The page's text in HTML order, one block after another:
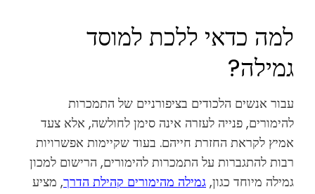
למה כדאי ללכת למוסד
גמילה?
עבור אנשים הלכודים בציפורניים של התמכרות
להימורים, פנייה לעזרה אינה סימן לחולשה, אלא צעד
אמיץ לקראת החזרת חייהם. בעוד שקיימות אפשרויות
רבות להתגברות על התמכרות להימורים, הרישום למכון
גמילה מיוחד כגון, גמילה מהימורים קהילת הדרך, מציע